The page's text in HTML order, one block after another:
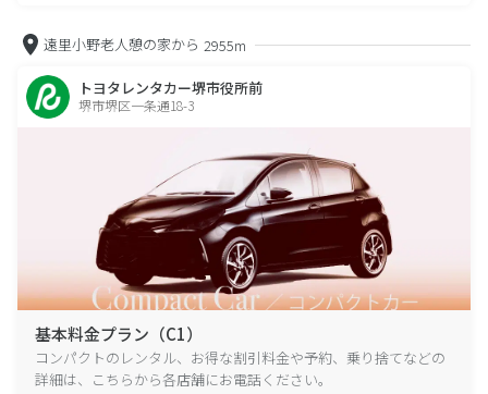
遠里小野老人憩の家から 2955m
トヨタレンタカー堺市役所前
堺市堺区一条通18-3
基本料金プラン（C1）
コンパクトのレンタル、お得な割引料金や予約、乗り捨てなどの
詳細は、こちらから各店舗にお電話ください。